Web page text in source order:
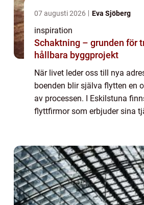
07 augusti 2026 Eva Sjöberg
inspiration
Schaktning – grunden för
hållbara byggprojekt
När livet leder oss till nya
boenden blir själva flytten en
av processen. I Eskilstuna
flyttfirmor som erbjuder sina